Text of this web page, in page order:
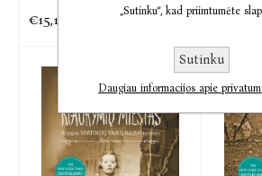
€15,17 €11,27
„Sutinku“, kad priimtumėte
Sutinku
Daugiau informacijos apie